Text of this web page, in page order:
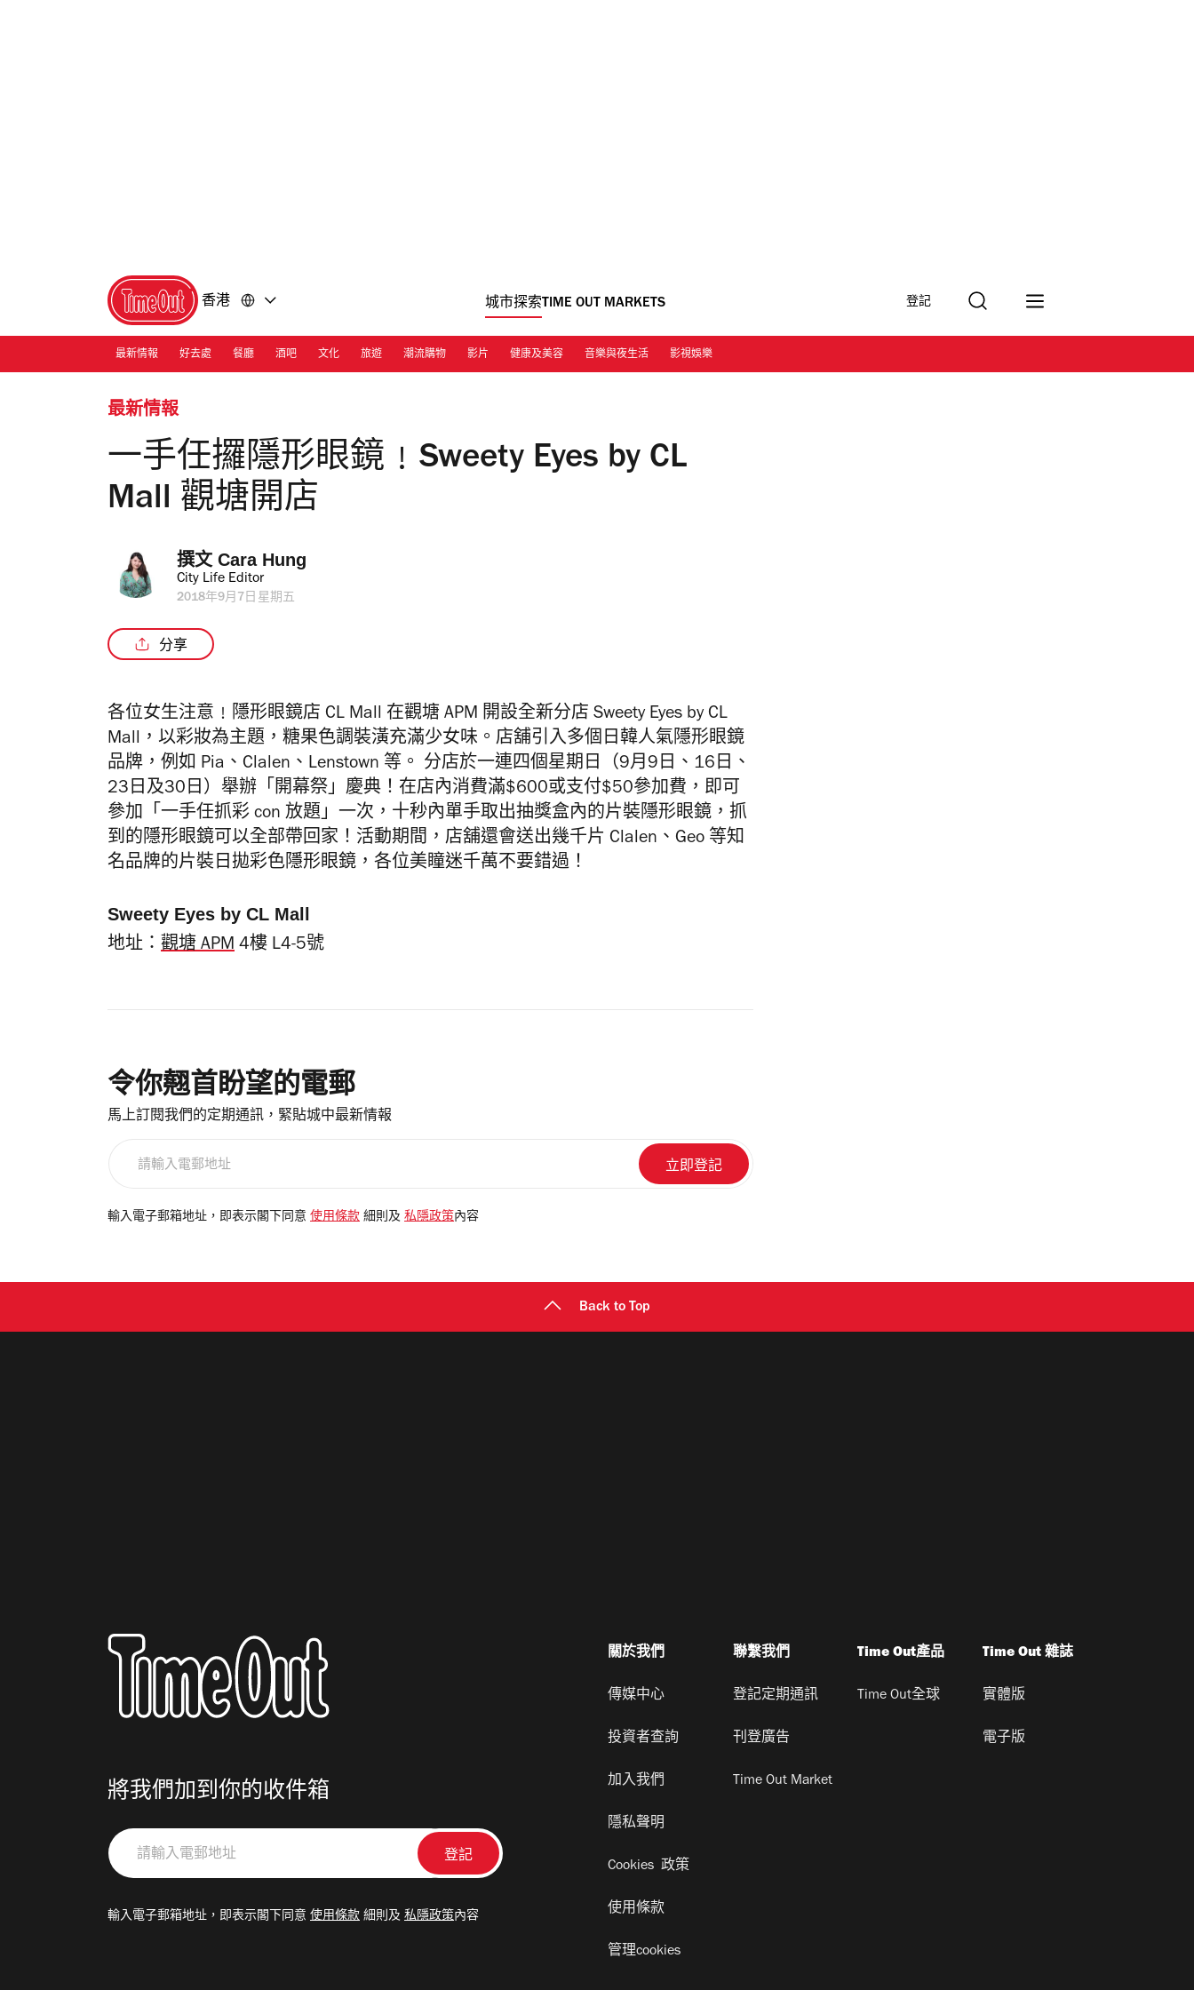
香港 城市探索TIME OUT MARKETS 登記
最新情報 好去處 餐廳 酒吧 文化 旅遊 潮流購物 影片 健康及美容 音樂與夜生活 影視娛樂
最新情報
一手任攞隱形眼鏡﹗Sweety Eyes by CL
Mall 觀塘開店
撰文 Cara Hung
City Life Editor
2018年9月7日星期五
分享
各位女生注意﹗隱形眼鏡店 CL Mall 在觀塘 APM 開設全新分店 Sweety Eyes by CL
Mall，以彩妝為主題，糖果色調裝潢充滿少女味。店舖引入多個日韓人氣隱形眼鏡
品牌，例如 Pia、Clalen、Lenstown 等。 分店於一連四個星期日（9月9日、16日、
23日及30日）舉辦「開幕祭」慶典！在店內消費滿$600或支付$50參加費，即可
參加「一手任抓彩 con 放題」一次，十秒內單手取出抽獎盒內的片裝隱形眼鏡，抓
到的隱形眼鏡可以全部帶回家！活動期間，店舖還會送出幾千片 Clalen、Geo 等知
名品牌的片裝日拋彩色隱形眼鏡，各位美瞳迷千萬不要錯過！
Sweety Eyes by CL Mall
地址： 觀塘 APM 4樓 L4-5號
令你翹首盼望的電郵
馬上訂閱我們的定期通訊，緊貼城中最新情報
電
輸入電子郵箱地址，即表示閣下同意 使用條款 細則及 私隱政策 內容
Back to Top
將我們加到你的收件箱
請
輸
郵
輸入電子郵箱地址，即表示閣下同意 使用條款 細則及 私隱政策內容
關於我們
傳媒中心
投資者查詢
加入我們
隱私聲明
Cookies 政策
使用條款
管理cookies
聯繫我們
登記定期通訊
刊登廣告
Time Out Market
Time Out產品
Time Out全球
Time Out 雜誌
實體版
電子版